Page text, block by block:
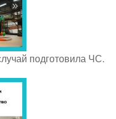
подготовила ЧС.